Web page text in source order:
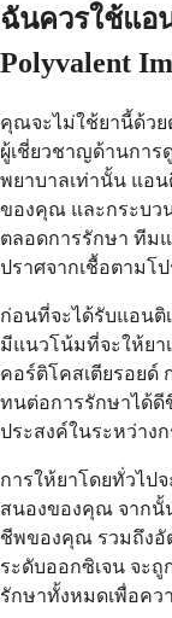
ฉันควรใช้แอ
Polyvalent
คุณจะไม่ใช้ยานี้ด้วย
ผู้เชี่ยวชาญด้านกา
พยาบาลเท่านั้น แอ
ของคุณ และกระบว
ตลอดการรักษา ทีม
ปราศจากเชื้อตามโ
ก่อนที่จะได้รับแอน
มีแนวโน้มที่จะให้ยา
คอร์ติโคสเตียรอยด์
ทนต่อการรักษาได้ดี
ประสงค์ในระหว่าง
การให้ยาโดยทั่วไป
สนองของคุณ จาก
ชีพของคุณ รวมถึงอั
ระดับออกซิเจน จะ
รักษาทั้งหมดเพื่อค